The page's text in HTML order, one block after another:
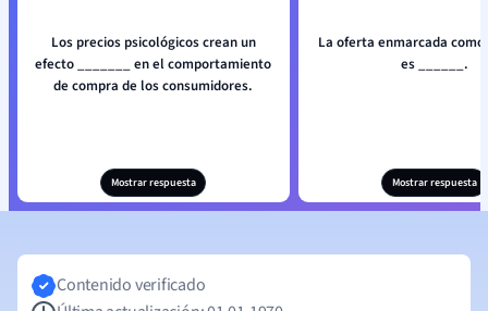
Los precios psicológicos crean un
efecto _______ en el comportamiento
de compra de los consumidores.
Mostrar respuesta
La oferta enmarcada
es ______.
Mostrar respuesta
Contenido verificado